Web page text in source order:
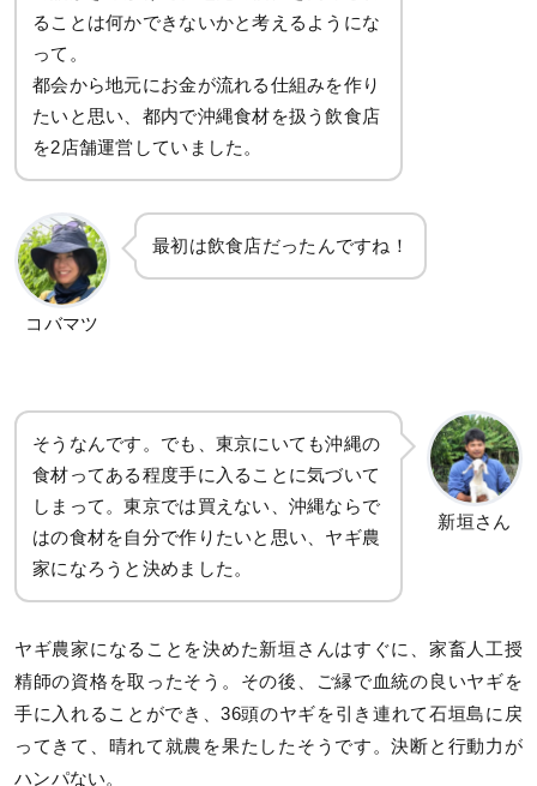
ることは何かできないかと考えるようにな
って。
都会から地元にお金が流れる仕組みを作り
たいと思い、都内で沖縄食材を扱う飲食店
を2店舗運営していました。
コバマツ
最初は飲食店だったんですね！
そうなんです。でも、東京にいても沖縄の
食材ってある程度手に入ることに気づいて
しまって。東京では買えない、沖縄ならで
はの食材を自分で作りたいと思い、ヤギ農
家になろうと決めました。
新垣さん
ヤギ農家になることを決めた新垣さんはすぐに、家畜人工授
精師の資格を取ったそう。その後、ご縁で血統の良いヤギを
手に入れることができ、36頭のヤギを引き連れて石垣島に戻
ってきて、晴れて就農を果たしたそうです。決断と行動力が
ハンパない。